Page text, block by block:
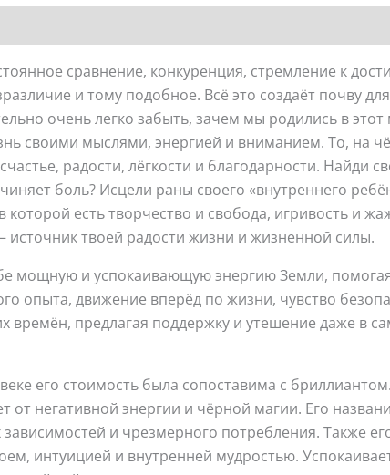
сравнение, конкуренция, стремление к
и тому подобное. Всё это создаёт почву
очень легко забыть, зачем мы родились в
своими мыслями, энергией и вниманием. То, на
радости, лёгкости и благодарности. Найди
боль? Исцели раны своего «внутреннего
есть творчество и свобода, игривость и
твоей радости жизни и жизненной силы.
и успокаивающую энергию Земли,
опыта, движение вперёд по жизни, чувство
времён, предлагая поддержку и утешение даже в
его стоимость была сопоставима с
негативной энергии и чёрной магии. Его
и чрезмерного потребления. Также
интуицией и внутренней мудростью.